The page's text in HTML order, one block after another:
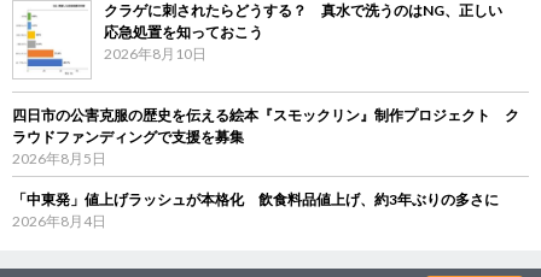
クラゲに刺されたらどうする？ 真水で洗うのはNG、正しい
応急処置を知っておこう
2026年8月10日
四日市の公害克服の歴史を伝える絵本『スモックリン』制作プロジェクト ク
ラウドファンディングで支援を募集
2026年8月5日
「中東発」値上げラッシュが本格化 飲食料品値上げ、約3年ぶりの多さに
2026年8月4日